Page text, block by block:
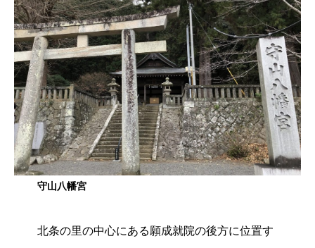
守山八幡宮
北条の里の中心にある願成就院の後方に位置す